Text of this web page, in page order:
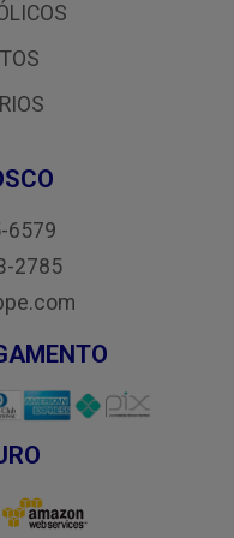
6579
2785